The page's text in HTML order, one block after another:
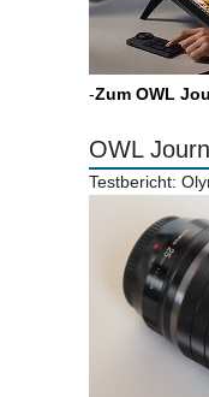
-Zum OWL
OWL
Testbericht: